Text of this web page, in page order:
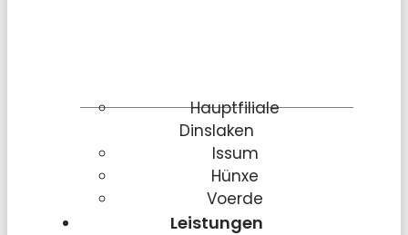
Hauptfiliale
Dinslaken
Issum
Hünxe
Voerde
Leistungen